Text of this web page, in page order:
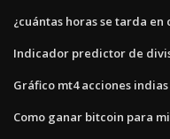
¿cuántas horas se tarda
Indicador predictor de
Gráfico mt4 acciones indias
Como ganar bitcoin para